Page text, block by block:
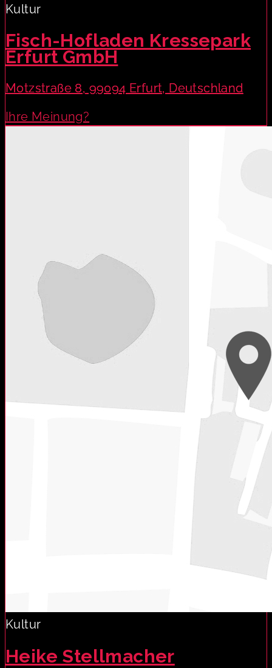
Kultur
Fisch-Hofladen Kressepark
Erfurt GmbH
Motzstraße 8, 99094 Erfurt, Deutschland
Ihre Meinung?
Kultur
Heike Stellmacher